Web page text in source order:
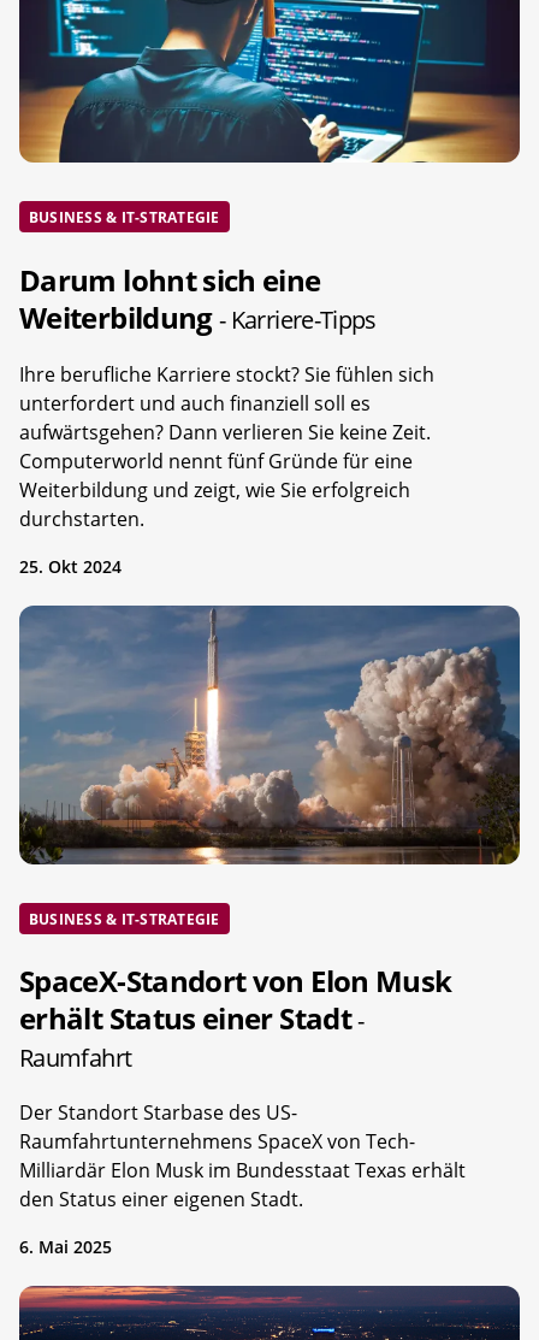
BUSINESS & IT-STRATEGIE
Darum lohnt sich eine
Weiterbildung- Karriere-Tipps
Ihre berufliche Karriere stockt? Sie fühlen sich
unterfordert und auch finanziell soll es
aufwärtsgehen? Dann verlieren Sie keine Zeit.
Computerworld nennt fünf Gründe für eine
Weiterbildung und zeigt, wie Sie erfolgreich
durchstarten.
25. Okt 2024
BUSINESS & IT-STRATEGIE
SpaceX-Standort von Elon Musk
erhält Status einer Stadt-
Raumfahrt
Der Standort Starbase des US-
Raumfahrtunternehmens SpaceX von Tech-
Milliardär Elon Musk im Bundesstaat Texas erhält
den Status einer eigenen Stadt.
6. Mai 2025